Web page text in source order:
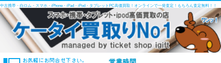
中古携帯・白ロム・スマホ・iPhone・iPad・iPod・タブレットPC高価買取！オンラインで一発査定！もちろん査定無料！！